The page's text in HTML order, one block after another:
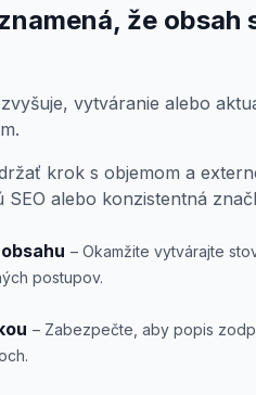
že obsah
vytváranie alebo
krok s objemom a
alebo konzistentná
– Okamžite vytvárajte
postupov.
– Zabezpečte, aby popis